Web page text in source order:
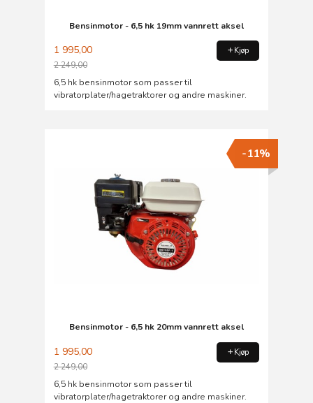
Bensinmotor - 6,5 hk 19mm vannrett aksel
1 995,00
2 249,00
Rabatt
Kjøp
6,5 hk bensinmotor som passer til
vibratorplater/hagetraktorer og andre maskiner.
Bensinmotor - 6,5 hk 20mm vannrett aksel
1 995,00
2 249,00
Rabatt
-11%
Kjøp
6,5 hk bensinmotor som passer til
vibratorplater/hagetraktorer og andre maskiner.